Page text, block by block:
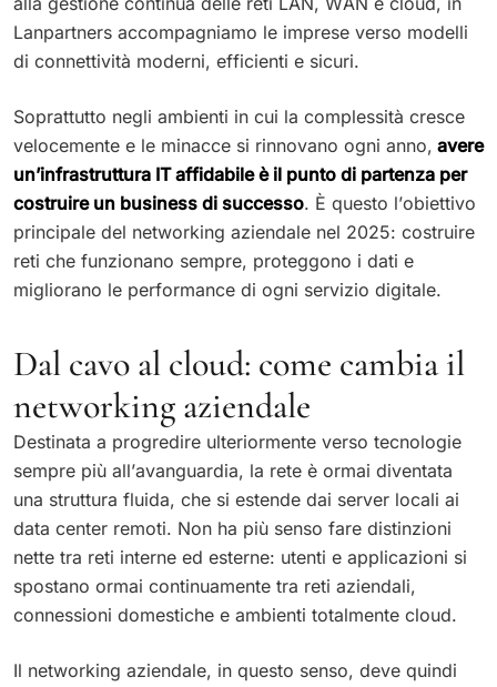
Lanpartners accompagniamo le imprese verso modelli
di connettività moderni, efficienti e sicuri.
Soprattutto negli ambienti in cui la complessità cresce
velocemente e le minacce si rinnovano ogni anno, avere
un’infrastruttura IT affidabile è il punto di partenza per
costruire un business di successo. È questo l’obiettivo
principale del networking aziendale nel 2025: costruire
reti che funzionano sempre, proteggono i dati e
migliorano le performance di ogni servizio digitale.
Dal cavo al cloud: come cambia il
networking aziendale
Destinata a progredire ulteriormente verso tecnologie
sempre più all’avanguardia, la rete è ormai diventata
una struttura fluida, che si estende dai server locali ai
data center remoti. Non ha più senso fare distinzioni
nette tra reti interne ed esterne: utenti e applicazioni si
spostano ormai continuamente tra reti aziendali,
connessioni domestiche e ambienti totalmente cloud.
Il networking aziendale, in questo senso, deve quindi